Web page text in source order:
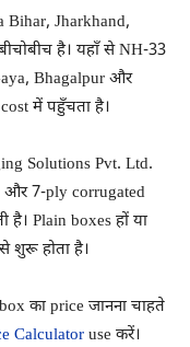
Bihar, Jharkhand,
है। यहाँ से NH-33
Bhagalpur और
में पहुँचता है।
Solutions Pvt. Ltd.
7-ply corrugated
Plain boxes हों या
शुरू होता है।
का price जानना चाहते
Calculator use करें।